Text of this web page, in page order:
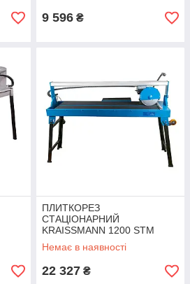
9 596 ₴
ПЛИТКОРЕЗ
СТАЦІОНАРНИЙ
KRAISSMANN 1200 STM
1250 ®
Немає в наявності
22 327 ₴